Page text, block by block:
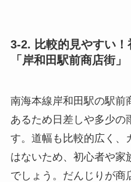
3-2. 比較的見やすい
「岸和田駅前商店街」
南海本線岸和田駅の駅前
あるため日差しや多少の
す。道幅も比較的広く、
はないため、初心者や家
でしょう。だんじりが商